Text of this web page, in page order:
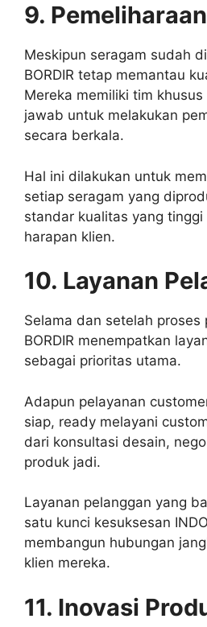
9.
Meskipun seragam sudah
BORDIR tetap memantau
Mereka memiliki tim
jawab untuk melakukan
secara berkala.
Hal ini dilakukan untuk
setiap seragam yang
standar kualitas yang
harapan klien.
10. Layanan
Selama dan setelah proses
BORDIR menempatkan
sebagai prioritas utama.
Adapun pelayanan
siap, ready melayani
dari konsultasi desain,
produk jadi.
Layanan pelanggan yang
satu kunci kesuksesan
membangun hubungan
klien mereka.
11. Inovasi